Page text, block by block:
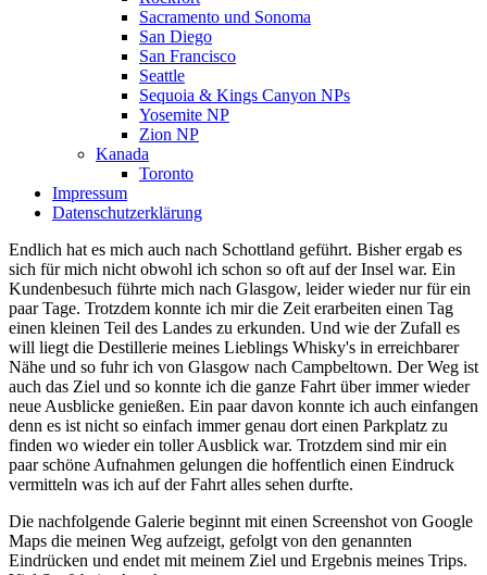
Sacramento und Sonoma
San Diego
San Francisco
Seattle
Sequoia & Kings Canyon NPs
Yosemite NP
Zion NP
Kanada
Toronto
Impressum
Datenschutzerklärung
Endlich hat es mich auch nach Schottland geführt. Bisher ergab es
sich für mich nicht obwohl ich schon so oft auf der Insel war. Ein
Kundenbesuch führte mich nach Glasgow, leider wieder nur für ein
paar Tage. Trotzdem konnte ich mir die Zeit erarbeiten einen Tag
einen kleinen Teil des Landes zu erkunden. Und wie der Zufall es
will liegt die Destillerie meines Lieblings Whisky's in erreichbarer
Nähe und so fuhr ich von Glasgow nach Campbeltown. Der Weg ist
auch das Ziel und so konnte ich die ganze Fahrt über immer wieder
neue Ausblicke genießen. Ein paar davon konnte ich auch einfangen
denn es ist nicht so einfach immer genau dort einen Parkplatz zu
finden wo wieder ein toller Ausblick war. Trotzdem sind mir ein
paar schöne Aufnahmen gelungen die hoffentlich einen Eindruck
vermitteln was ich auf der Fahrt alles sehen durfte.
Die nachfolgende Galerie beginnt mit einen Screenshot von Google
Maps die meinen Weg aufzeigt, gefolgt von den genannten
Eindrücken und endet mit meinem Ziel und Ergebnis meines Trips.